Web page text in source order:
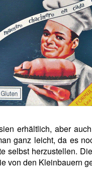
erhältlich, aber
ganz leicht, da es
selbst herzustellen.
von den Kleinbauern